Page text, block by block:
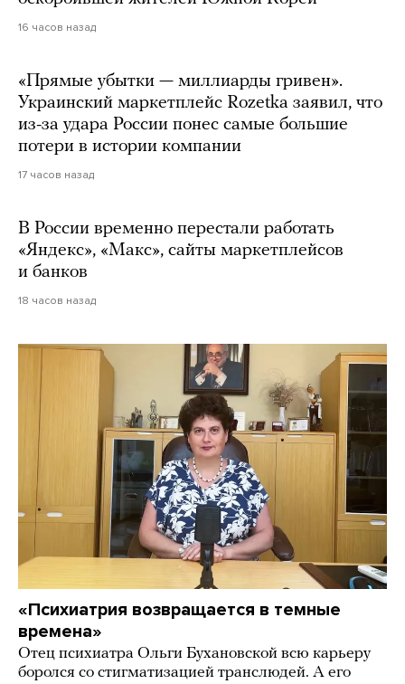
16 часов назад
«Прямые убытки — миллиарды гривен».
Украинский маркетплейс Rozetka заявил, что
из-за удара России понес самые большие
потери в истории компании
17 часов назад
В России временно перестали работать
«Яндекс», «Макс», сайты маркетплейсов
и банков
18 часов назад
«Психиатрия возвращается в темные
времена»
Отец психиатра Ольги Бухановской всю карьеру
боролся со стигматизацией транслюдей. А его